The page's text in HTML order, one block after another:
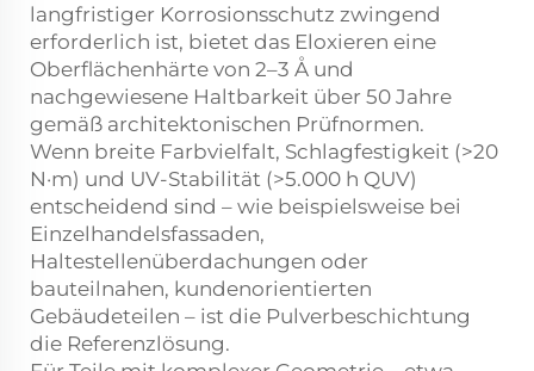
langfristiger Korrosionsschutz zwingend
erforderlich ist, bietet das Eloxieren eine
Oberflächenhärte von 2–3 Å und
nachgewiesene Haltbarkeit über 50 Jahre
gemäß architektonischen Prüfnormen.
Wenn breite Farbvielfalt, Schlagfestigkeit (>20
N·m) und UV-Stabilität (>5.000 h QUV)
entscheidend sind – wie beispielsweise bei
Einzelhandelsfassaden,
Haltestellenüberdachungen oder
bauteilnahen, kundenorientierten
Gebäudeteilen – ist die Pulverbeschichtung
die Referenzlösung.